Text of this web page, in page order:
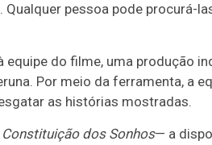
pessoa pode procurá-
equipe do filme, uma produção
Por meio da ferramenta, a
as histórias mostradas.
dos Sonhos— a